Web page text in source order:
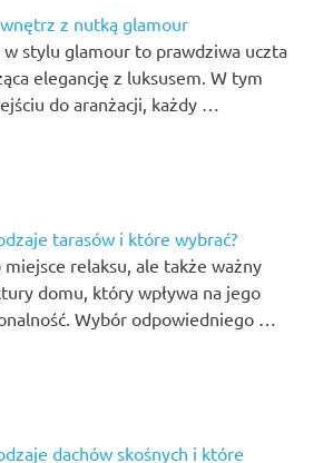
z nutką glamour
stylu glamour to prawdziwa uczta
elegancję z luksusem. W tym
do aranżacji, każdy …
tarasów i które wybrać?
relaksu, ale także ważny
domu, który wpływa na jego
Wybór odpowiedniego …
dachów skośnych i które